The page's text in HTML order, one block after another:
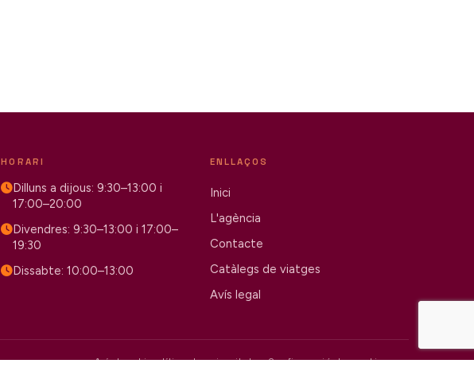
HORARI
Dilluns a dijous: 9:30–13:00 i
17:00–20:00
Divendres: 9:30–13:00 i 17:00–
19:30
Dissabte: 10:00–13:00
ENLLAÇOS
Inici
L'agència
Contacte
Catàlegs de viatges
Avís legal
Avís legal i política de privacitat Configuració de cookies